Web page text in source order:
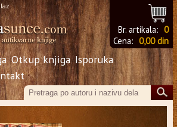
Br. artikala: 0
Cena: 0,00 din
Otkup knjiga Isporuka